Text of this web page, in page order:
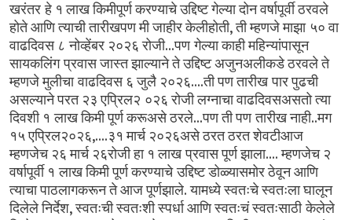
खरंतर हे १ लाख किमीपूर्ण करण्याचे उद्दिष्ट गेल्या दोन वर्षापूर्वी ठरवले
होते आणि त्याची तारीखपण मी जाहीर केलीहोती,ती म्हणजे माझा ५० वा
वाढदिवस ८ नोव्हेंबर २०२६ रोजी...पण गेल्या काही महिन्यांपासून
सायकलिंग प्रवास जास्त झाल्याने ते उद्दिष्ट अजुनअलीकडे ठरवले ते
म्हणजे मुलीचा वाढदिवस ६ जुलै २०२६....ती पण तारीख पार पुढची
असल्याने परत २३ एप्रिल२ ०२६ रोजी लग्नाचा वाढदिवसअसतो त्या
दिवशी १ लाख किमी पूर्ण करूअसे ठरले...पण ती पण तारीख नाही..मग
१५ एप्रिल२०२६,....३१ मार्च २०२६असे ठरत ठरत शेवटीआज
म्हणजेच २६ मार्च २६रोजी हा १ लाख प्रवास पूर्ण झाला....म्हणजेच २
वर्षापूर्वी १ लाख किमी पूर्ण करण्याचे उद्दिष्ट डोळ्यासमोर ठेवून आणि
त्याचा पाठलागकरून ते आज पूर्णझाले.यामध्ये स्वतःचे स्वतःला घालून
दिलेले निर्देश,स्वतःची स्वतःशी स्पर्धा आणि स्वतःचं स्वतःसाठी केलेले